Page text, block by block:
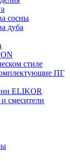
сосны
дуба
стиле
ПГ
ELIKOR
смесители